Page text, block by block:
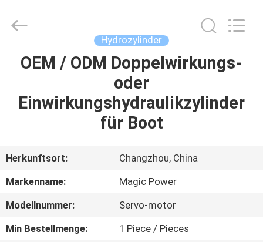
VIDEOS
UNS
CO.,LTD.
Hydrozylinder
OEM / ODM Doppelwirkungs-
oder
Einwirkungshydraulikzylinder
für Boot
Herkunftsort:
Changzhou, China
Markenname:
Magic Power
Modellnummer:
Servo-motor
Min Bestellmenge:
1 Piece / Pieces